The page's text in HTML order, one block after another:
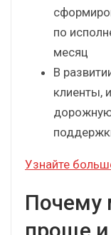
Продукт
Дорожная
месяц
клиенты,
дорожную